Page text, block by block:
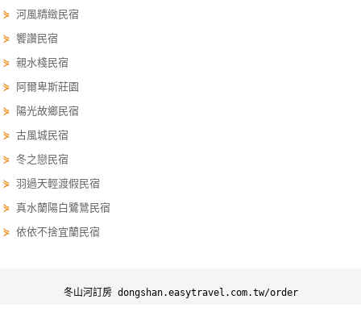
理
會
員
帳
客
服
絡
⋟河風精緻民宿
⋟饗讚民宿
⋟親水棧民宿
⋟
阿爾卑斯莊園
⋟
陽光故鄉民宿
⋟古風城民宿
⋟冬之戀民宿
⋟羽過天輕渡假民宿
⋟真水蘭陽白鷺鷥民宿
⋟依依不捨宜蘭民宿
冬山河訂房 dongshan.easytravel.com.tw/order